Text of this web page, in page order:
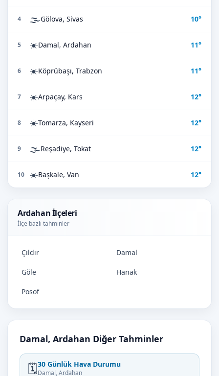
4 🌫️Gölova, Sivas 10°
5 ☀️Damal, Ardahan 11°
6 ☀️Köprübaşı, Trabzon 11°
7 ☀️Arpaçay, Kars 12°
8 ☀️Tomarza, Kayseri 12°
9 🌫️Reşadiye, Tokat 12°
10 ☀️Başkale, Van 12°
Ardahan İlçeleri
İlçe bazlı tahminler
Çıldır Damal
Göle Hanak
Posof
Damal, Ardahan Diğer Tahminler
🗓️30 Günlük Hava Durumu
Damal, Ardahan